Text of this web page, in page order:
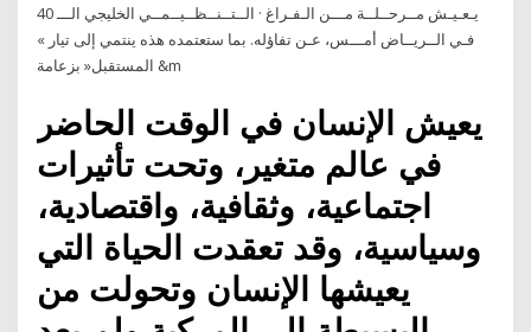
يـعـيـش مــرحــلــة مـــن الـفـراغ · الــتــنــظــيــمــي الخليجي الـــ 40
فـي الــريــاض أمـــس، عـن تفاؤله. بما ستعتمده هذه ينتمي إلى تيار »
المستقبل« بزعامة &m
يعيش الإنسان في الوقت الحاضر
في عالم متغير، وتحت تأثيرات
اجتماعية، وثقافية، واقتصادية،
وسياسية، وقد تعقدت الحياة التي
يعيشها الإنسان وتحولت من